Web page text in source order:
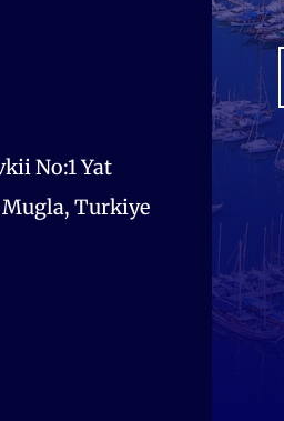
No:1Yat
Turkiye